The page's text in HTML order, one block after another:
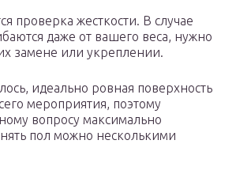
проверка жесткости. В случае
даже от вашего веса, нужно
замене или укреплении.
идеально ровная поверхность
мероприятия, поэтому
вопросу максимально
пол можно несколькими